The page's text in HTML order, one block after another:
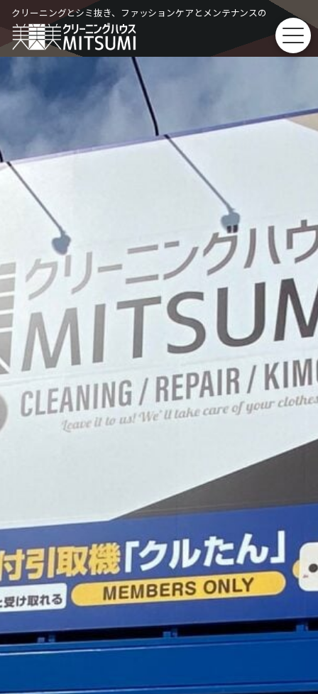
Skip
to
content
クリーニングとシミ抜き、ファッションケアとメンテナンスの